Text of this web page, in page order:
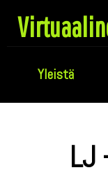
Yleistä
LJ